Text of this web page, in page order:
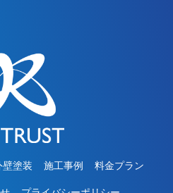
壁塗装 施工事例 料金プラン